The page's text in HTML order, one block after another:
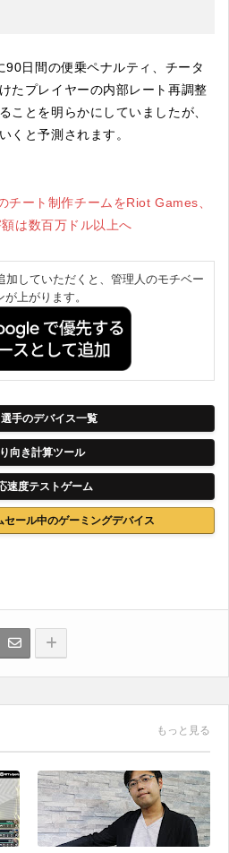
日間の便乗ペナルティ、チータ
たプレイヤーの内部レート再調整
ことを明らかにしていましたが、
くと予測されます。
チート制作チームをRiot Games、
は数百万ドル以上へ
加していただくと、管理人のモチベー
が上がります。
手のデバイス一覧
向き計算ツール
速度テストゲーム
ール中のゲーミングデバイス
もっと見る